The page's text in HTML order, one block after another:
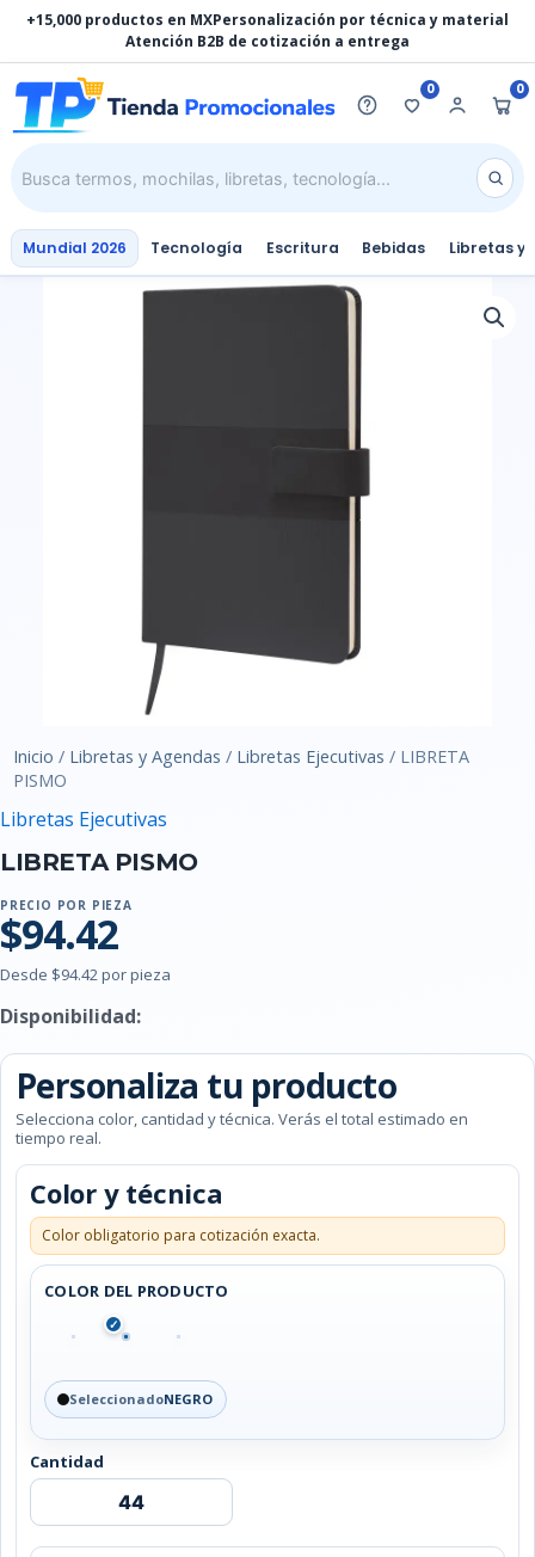
contenido
+15,000 productos en MXPersonalización por técnica y material
Atención B2B de cotización a entrega
0 0
Mundial 2026 Tecnología Escritura Bebidas Libretas y
Inicio / Libretas y Agendas / Libretas Ejecutivas / LIBRETA
PISMO
Libretas Ejecutivas
LIBRETA PISMO
PRECIO POR PIEZA
$94.42
Desde $94.42 por pieza
Disponibilidad:
Personaliza tu producto
Selecciona color, cantidad y técnica. Verás el total estimado en
tiempo real.
Color y técnica
Color obligatorio para cotización exacta.
COLOR DEL PRODUCTO
✓
SeleccionadoNEGRO
Cantidad
LIBRETA